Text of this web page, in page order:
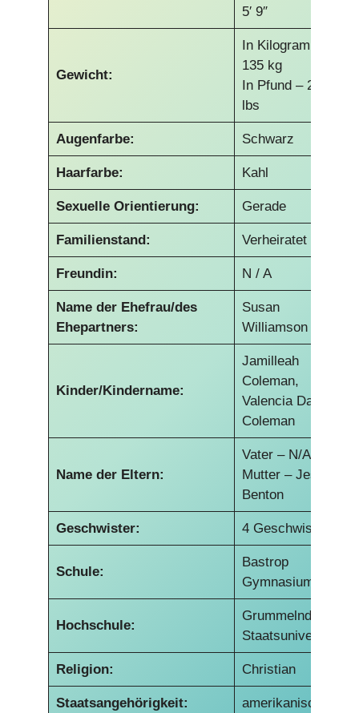
5′ 9″
Gewicht:
In Kilogramm –
135 kg
In Pfund – 297
lbs
Augenfarbe: Schwarz
Haarfarbe: Kahl
Sexuelle Orientierung: Gerade
Familienstand: Verheiratet
Freundin: N / A
Name der Ehefrau/des
Ehepartners:
Susan
Williamson
Kinder/Kindername:
Jamilleah
Coleman,
Valencia Daniel
Coleman
Name der Eltern:
Vater – N/A
Mutter – Jessie
Benton
Geschwister: 4 Geschwister
Schule:
Bastrop
Gymnasium
Hochschule:
Grummelnde
Staatsuniversität
Religion: Christian
Staatsangehörigkeit: amerikanisch